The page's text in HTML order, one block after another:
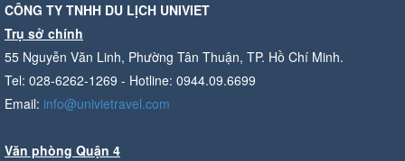
CÔNG TY TNHH DU LỊCH UNIVIET
Trụ sở chính
55 Nguyễn Văn Linh, Phường Tân Thuận, TP. Hồ Chí Minh.
Tel: 028-6262-1269 - Hotline: 0944.09.6699
Email: info@univietravel.com
Văn phòng Quận 4